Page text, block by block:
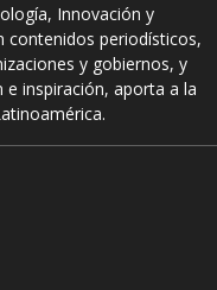
Innovación y
contenidos periodísticos,
y gobiernos, y
inspiración, aporta a la